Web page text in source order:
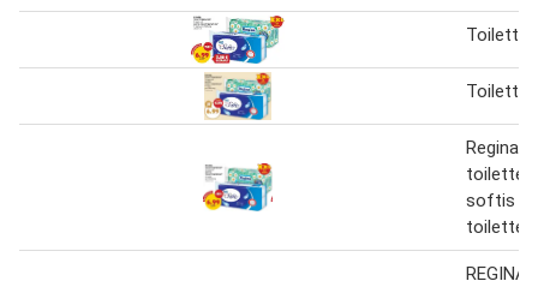
Regina
softis
REGINA